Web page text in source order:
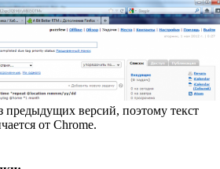
предыдущих версий, поэтому текст
от Chrome.